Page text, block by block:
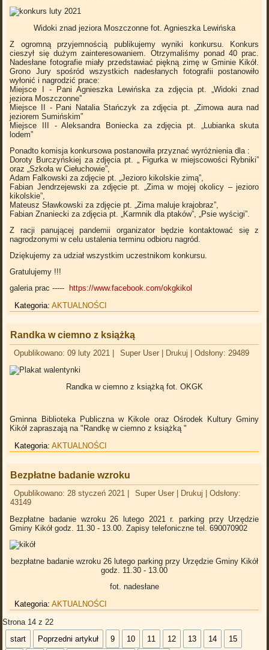
Widoki znad jeziora Moszczonne fot. Agnieszka Lewińska
Z ogromną przyjemnością publikujemy wyniki konkursu. Konkurs
cieszył się dużym zainteresowaniem. Otrzymaliśmy ponad 40 prac.
Nadesłane fotografie miały przedstawiać piękną zimę w Gminie Kikół.
Grono Jury spośród wszystkich nadesłanych fotografii postanowiło
wyłonić i nagrodzić prace:
Miejsce I - Pani Agnieszka Lewińska za zdjęcia pt. „Widoki znad
jeziora Moszczonne”
Miejsce II - Pani Natalia Stańczyk za zdjęcia pt. „Zimowa aura nad
jeziorem Sumińskim”
Miejsce III - Aleksandra Boniecka za zdjęcia pt. „Lubianka skuta
lodem”
Ponadto komisja konkursowa postanowiła przyznać wyróżnienia dla :
Doroty Burczyńskiej za zdjęcia pt. „ Figurka w miejscowości Rybniki”
oraz „Szkoła w Ciełuchowie”,
Adam Falkowski za zdjęcie pt. „Jezioro kikolskie zimą”,
Fabian Jendrzejewski za zdjęcie pt. „Zima w mojej okolicy – jezioro
kikolskie”,
Mateusz Sławkowski za zdjęcie pt. „Zima maluje krajobraz”,
Fabian Znaniecki za zdjęcia pt. „Karmnik dla ptaków”, „Psie wyścigi”.
Z racji panującej pandemii organizator będzie kontaktować się z
nagrodzonymi w celu ustalenia terminu odbioru nagród.
Dziękujemy za udział wszystkim uczestnikom konkursu.
Gratulujemy !!!
galeria prac -----
https://www.facebook.com/okgkikol
Kategoria:AKTUALNOŚCI
Randka w ciemno z książką
Opublikowano: 09 luty 2021 Super User Drukuj |Odsłony: 29489
Randka w ciemno z książkąfot. OKGK
Gminna Biblioteka Publiczna w Kikole oraz Ośrodek Kultury Gminy
Kikół zapraszają na "Randkę w ciemno z książką "
Kategoria:AKTUALNOŚCI
Bezpłatne badanie wzroku
Opublikowano: 28 styczeń 2021 Super User Drukuj |Odsłony:
43149
Bezpłatne badanie wzroku 26 lutego 2021 r. parking przy Urzędzie
Gminy Kikół godz. 11.30 - 13.00. Zapisy telefoniczne tel. 690070902
bezpłatne badanie wzroku 26 lutego parking przy Urzędzie Gminy Kikół
godz. 11.30 - 13.00
fot. nadesłane
Kategoria:AKTUALNOŚCI
Strona 14 z 22
start
Poprzedni artykuł 9 10 11 12 13 14 15